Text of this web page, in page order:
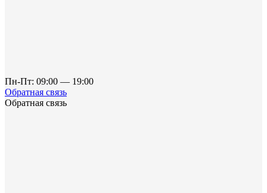
Пн-Пт: 09:00 — 19:00
Обратная связь
Обратная связь